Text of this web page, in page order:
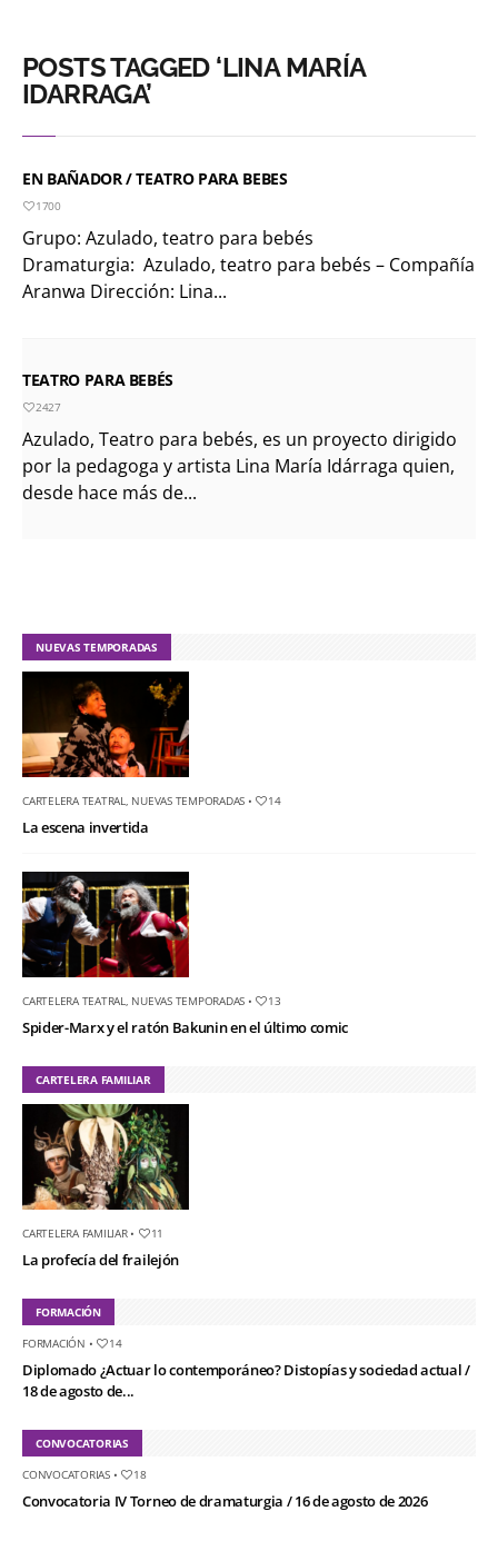
POSTS TAGGED ‘LINA MARÍA
IDARRAGA’
EN BAÑADOR / TEATRO PARA BEBES
1700
Grupo: Azulado, teatro para bebés
Dramaturgia: Azulado, teatro para bebés – Compañía
Aranwa Dirección: Lina...
TEATRO PARA BEBÉS
2427
Azulado, Teatro para bebés, es un proyecto dirigido
por la pedagoga y artista Lina María Idárraga quien,
desde hace más de...
NUEVAS TEMPORADAS
CARTELERA TEATRAL NUEVAS TEMPORADAS • 14
La escena invertida
CARTELERA TEATRAL NUEVAS TEMPORADAS • 13
Spider-Marx y el ratón Bakunin en el último comic
CARTELERA FAMILIAR
CARTELERA FAMILIAR• 11
La profecía del frailejón
FORMACIÓN
FORMACIÓN • 14
Diplomado ¿Actuar lo contemporáneo? Distopías y sociedad actual /
18 de agosto de...
CONVOCATORIAS
CONVOCATORIAS• 18
Convocatoria IV Torneo de dramaturgia / 16 de agosto de 2026